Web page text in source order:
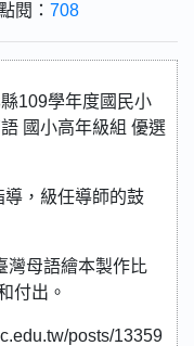
閱： 708
109學年度國民小
國小高年級組 優選
，級任導師的鼓
灣母語繪本製作比
付出。
posts/13359